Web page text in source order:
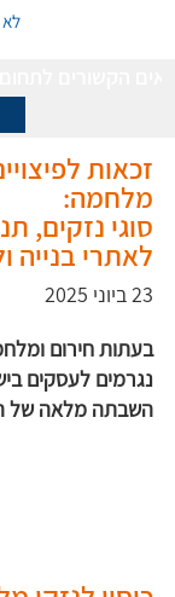
לא
זכאות
מלחמה:
סוגי נזקים,
לאתרי בנייה
23 ביוני 2025
בעתות חירום
נגרמים לעסקים
השבתה מלאה של